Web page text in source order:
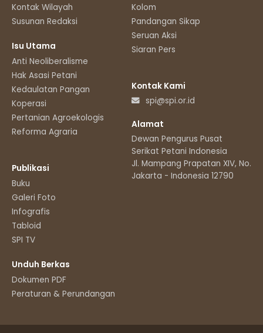
Kontak Wilayah
Susunan Redaksi
Isu Utama
Anti Neoliberalisme
Hak Asasi Petani
Kedaulatan Pangan
Koperasi
Pertanian Agroekologis
Reforma Agraria
Publikasi
Buku
Galeri Foto
Infografis
Tabloid
SPI TV
Unduh Berkas
Dokumen PDF
Peraturan & Perundangan
Kolom
Pandangan Sikap
Seruan Aksi
Siaran Pers
Kontak Kami
spi@spi.or.id
Alamat
Dewan Pengurus Pusat
Serikat Petani Indonesia
Jl. Mampang Prapatan XIV, No.11
Jakarta - Indonesia 12790